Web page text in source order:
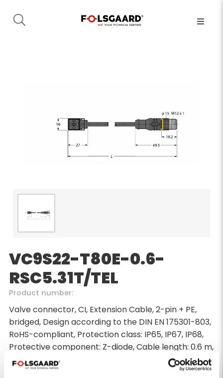
VC9S22-T80E-0.6-
RSC5.31T/TEL
Product number:
Valve connector, CI, Extension Cable, 2-pin + PE,
bridged, Design according to the DIN EN 175301-803,
RoHS-compliant, Protection class: IP65, IP67, IP68,
Protective component: Z-diode, Cable length: 0.6 m,
Sheath material: PVC, Sheath color: black, Resistant
to chemicals and oils, Flame retardant, Resistant to